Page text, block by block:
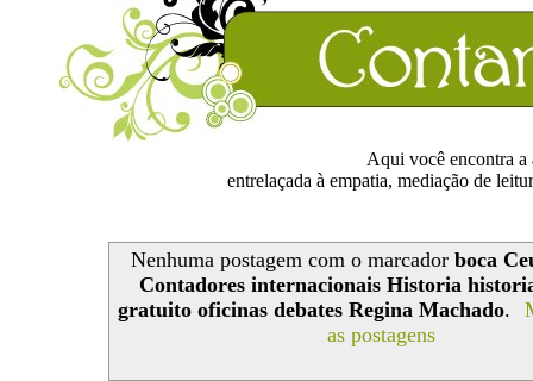
Aqui você encontra
entrelaçada à empatia, mediação de
Nenhuma postagem com o marcador boca
Contadores internacionais Historia
gratuito oficinas debates Regina Machado.
as postagens